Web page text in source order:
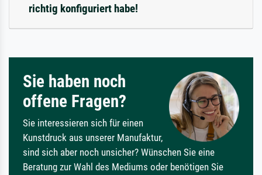
richtig konfiguriert habe!
Sie haben noch
offene Fragen?
Sie interessieren sich für einen
Kunstdruck aus unserer Manufaktur,
sind sich aber noch unsicher? Wünschen Sie eine
Beratung zur Wahl des Mediums oder benötigen Sie